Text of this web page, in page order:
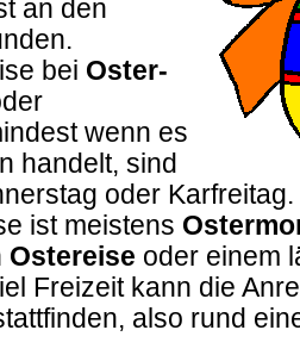
an den
bei Oster-
wenn es
handelt, sind
oder Karfreitag.
ist meistens
Ostereise oder einem
Freizeit kann die
also rund